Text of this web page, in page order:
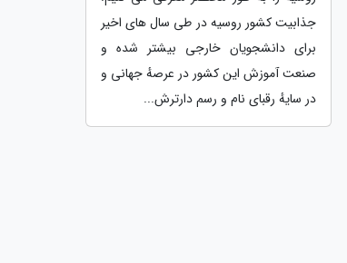
جذابیت کشور روسیه در طی سال های اخیر
برای دانشجویان خارجی بیشتر شده و
صنعت آموزش این کشور در عرصهٔ جهانی و
در سایهٔ رقبای نام و رسم دارترش...